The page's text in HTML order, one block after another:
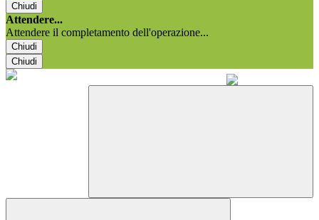
Chiudi
Attendere...
Attendere il completamento dell'operazione...
Chiudi
Chiudi